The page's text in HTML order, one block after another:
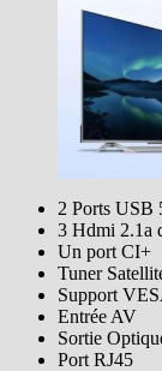
2 Ports USB
3 Hdmi 2.1a
Un port CI+
Tuner
Support
Entrée AV
Sortie
Port RJ45